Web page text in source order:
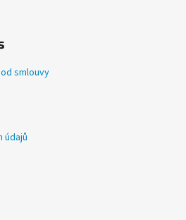
smlouvy
údajů